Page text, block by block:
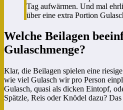
Tag aufwärmen. Und mal
über eine extra Portion
Welche Beilagen
Gulaschmenge?
Klar, die Beilagen spielen eine
wie viel Gulasch wir pro Person
Gulasch, quasi als dicken Eintopf,
Spätzle, Reis oder Knödel dazu?